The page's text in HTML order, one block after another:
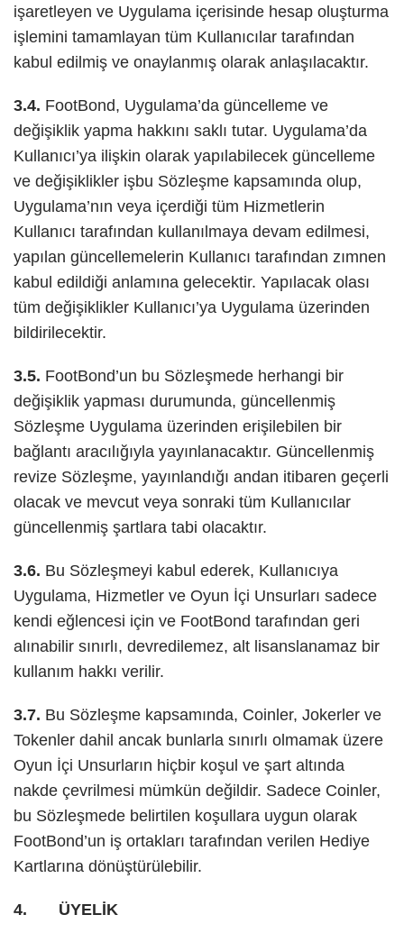
işaretleyen ve Uygulama içerisinde hesap oluşturma
işlemini tamamlayan tüm Kullanıcılar tarafından
kabul edilmiş ve onaylanmış olarak anlaşılacaktır.
3.4. FootBond, Uygulama’da güncelleme ve
değişiklik yapma hakkını saklı tutar. Uygulama’da
Kullanıcı’ya ilişkin olarak yapılabilecek güncelleme
ve değişiklikler işbu Sözleşme kapsamında olup,
Uygulama’nın veya içerdiği tüm Hizmetlerin
Kullanıcı tarafından kullanılmaya devam edilmesi,
yapılan güncellemelerin Kullanıcı tarafından zımnen
kabul edildiği anlamına gelecektir. Yapılacak olası
tüm değişiklikler Kullanıcı’ya Uygulama üzerinden
bildirilecektir.
3.5. FootBond’un bu Sözleşmede herhangi bir
değişiklik yapması durumunda, güncellenmiş
Sözleşme Uygulama üzerinden erişilebilen bir
bağlantı aracılığıyla yayınlanacaktır. Güncellenmiş
revize Sözleşme, yayınlandığı andan itibaren geçerli
olacak ve mevcut veya sonraki tüm Kullanıcılar
güncellenmiş şartlara tabi olacaktır.
3.6. Bu Sözleşmeyi kabul ederek, Kullanıcıya
Uygulama, Hizmetler ve Oyun İçi Unsurları sadece
kendi eğlencesi için ve FootBond tarafından geri
alınabilir sınırlı, devredilemez, alt lisanslanamaz bir
kullanım hakkı verilir.
3.7. Bu Sözleşme kapsamında, Coinler, Jokerler ve
Tokenler dahil ancak bunlarla sınırlı olmamak üzere
Oyun İçi Unsurların hiçbir koşul ve şart altında
nakde çevrilmesi mümkün değildir. Sadece Coinler,
bu Sözleşmede belirtilen koşullara uygun olarak
FootBond’un iş ortakları tarafından verilen Hediye
Kartlarına dönüştürülebilir.
4. ÜYELİK